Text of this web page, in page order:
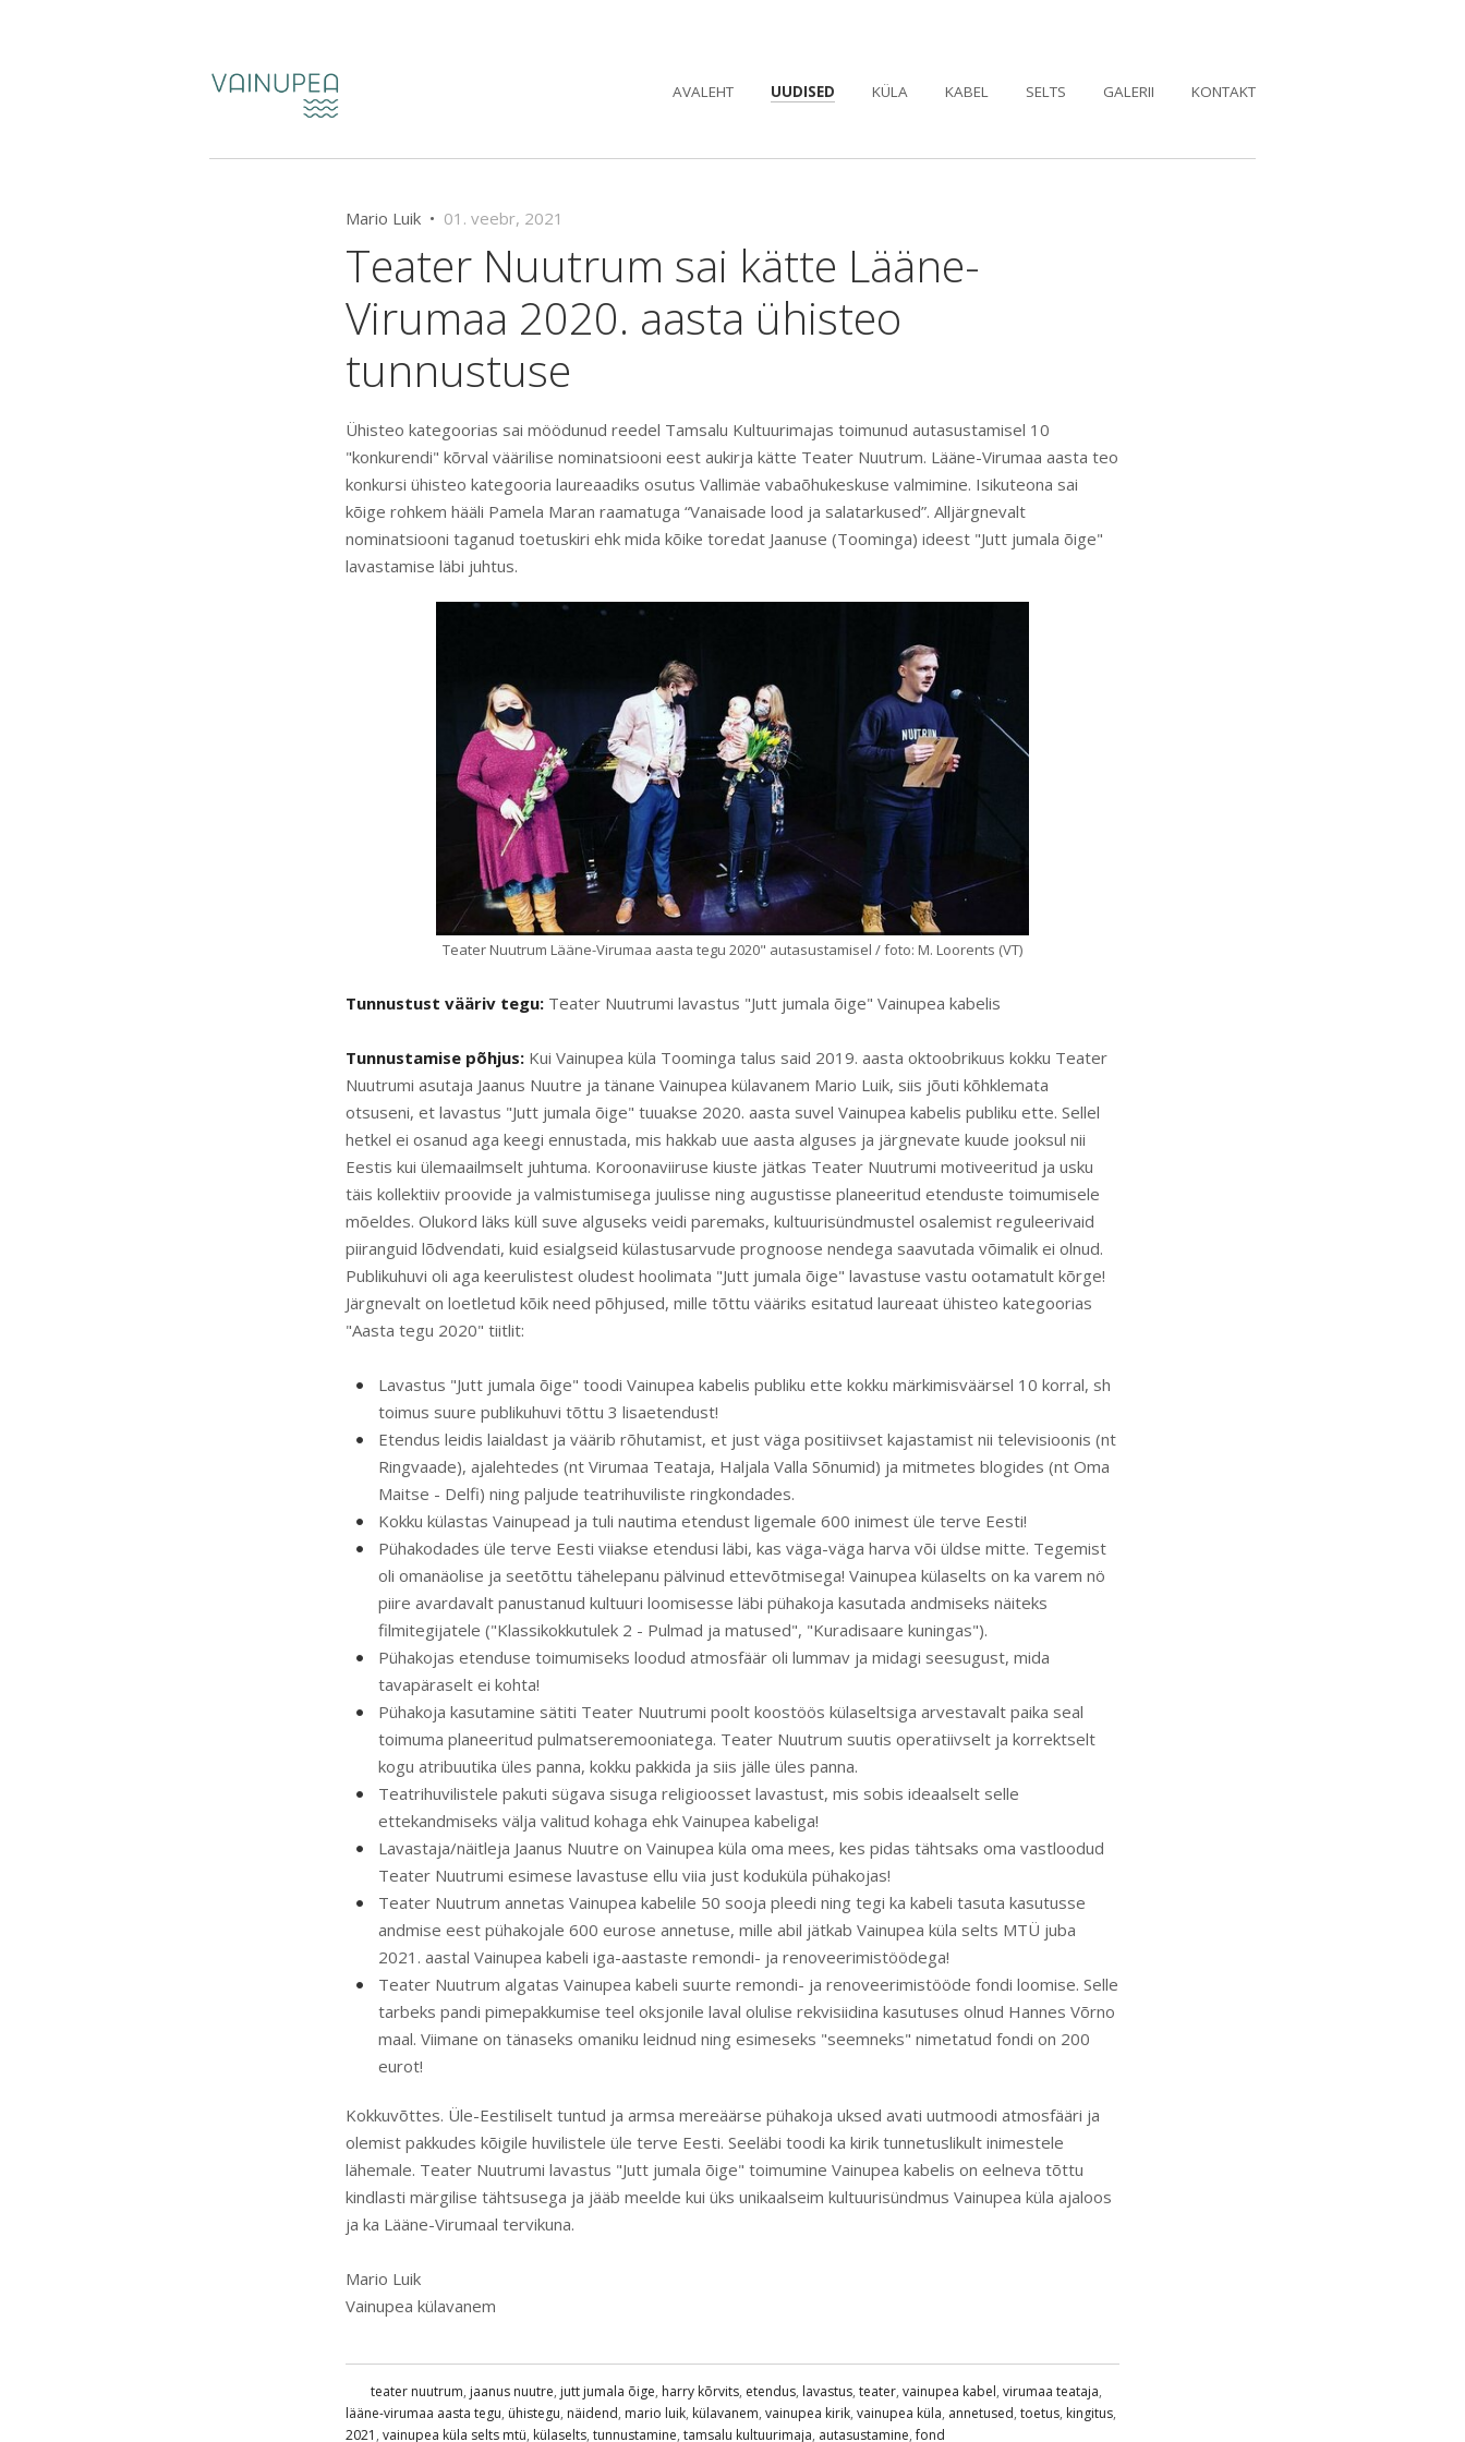
AVALEHT UUDISED KÜLA KABEL SELTS GALERII KONTAKT
Mario Luik • 01. veebr, 2021
Teater Nuutrum sai kätte Lääne-
Virumaa 2020. aasta ühisteo
tunnustuse
Ühisteo kategoorias sai möödunud reedel Tamsalu Kultuurimajas toimunud autasustamisel 10
"konkurendi" kõrval väärilise nominatsiooni eest aukirja kätte Teater Nuutrum. Lääne-Virumaa aasta teo
konkursi ühisteo kategooria laureaadiks osutus Vallimäe vabaõhukeskuse valmimine. Isikuteona sai
kõige rohkem hääli Pamela Maran raamatuga “Vanaisade lood ja salatarkused”. Alljärgnevalt
nominatsiooni taganud toetuskiri ehk mida kõike toredat Jaanuse (Toominga) ideest "Jutt jumala õige"
lavastamise läbi juhtus.
Teater Nuutrum Lääne-Virumaa aasta tegu 2020" autasustamisel / foto: M. Loorents (VT)
Tunnustust vääriv tegu: Teater Nuutrumi lavastus "Jutt jumala õige" Vainupea kabelis
Tunnustamise põhjus: Kui Vainupea küla Toominga talus said 2019. aasta oktoobrikuus kokku Teater
Nuutrumi asutaja Jaanus Nuutre ja tänane Vainupea külavanem Mario Luik, siis jõuti kõhklemata
otsuseni, et lavastus "Jutt jumala õige" tuuakse 2020. aasta suvel Vainupea kabelis publiku ette. Sellel
hetkel ei osanud aga keegi ennustada, mis hakkab uue aasta alguses ja järgnevate kuude jooksul nii
Eestis kui ülemaailmselt juhtuma. Koroonaviiruse kiuste jätkas Teater Nuutrumi motiveeritud ja usku
täis kollektiiv proovide ja valmistumisega juulisse ning augustisse planeeritud etenduste toimumisele
mõeldes. Olukord läks küll suve alguseks veidi paremaks, kultuurisündmustel osalemist reguleerivaid
piiranguid lõdvendati, kuid esialgseid külastusarvude prognoose nendega saavutada võimalik ei olnud.
Publikuhuvi oli aga keerulistest oludest hoolimata "Jutt jumala õige" lavastuse vastu ootamatult kõrge!
Järgnevalt on loetletud kõik need põhjused, mille tõttu vääriks esitatud laureaat ühisteo kategoorias
"Aasta tegu 2020" tiitlit:
Lavastus "Jutt jumala õige" toodi Vainupea kabelis publiku ette kokku märkimisväärsel 10 korral, sh
toimus suure publikuhuvi tõttu 3 lisaetendust!
Etendus leidis laialdast ja väärib rõhutamist, et just väga positiivset kajastamist nii televisioonis (nt
Ringvaade), ajalehtedes (nt Virumaa Teataja, Haljala Valla Sõnumid) ja mitmetes blogides (nt Oma
Maitse - Delfi) ning paljude teatrihuviliste ringkondades.
Kokku külastas Vainupead ja tuli nautima etendust ligemale 600 inimest üle terve Eesti!
Pühakodades üle terve Eesti viiakse etendusi läbi, kas väga-väga harva või üldse mitte. Tegemist
oli omanäolise ja seetõttu tähelepanu pälvinud ettevõtmisega! Vainupea külaselts on ka varem nö
piire avardavalt panustanud kultuuri loomisesse läbi pühakoja kasutada andmiseks näiteks
filmitegijatele ("Klassikokkutulek 2 - Pulmad ja matused", "Kuradisaare kuningas").
Pühakojas etenduse toimumiseks loodud atmosfäär oli lummav ja midagi seesugust, mida
tavapäraselt ei kohta!
Pühakoja kasutamine sätiti Teater Nuutrumi poolt koostöös külaseltsiga arvestavalt paika seal
toimuma planeeritud pulmatseremooniatega. Teater Nuutrum suutis operatiivselt ja korrektselt
kogu atribuutika üles panna, kokku pakkida ja siis jälle üles panna.
Teatrihuvilistele pakuti sügava sisuga religioosset lavastust, mis sobis ideaalselt selle
ettekandmiseks välja valitud kohaga ehk Vainupea kabeliga!
Lavastaja/näitleja Jaanus Nuutre on Vainupea küla oma mees, kes pidas tähtsaks oma vastloodud
Teater Nuutrumi esimese lavastuse ellu viia just koduküla pühakojas!
Teater Nuutrum annetas Vainupea kabelile 50 sooja pleedi ning tegi ka kabeli tasuta kasutusse
andmise eest pühakojale 600 eurose annetuse, mille abil jätkab Vainupea küla selts MTÜ juba
2021. aastal Vainupea kabeli iga-aastaste remondi- ja renoveerimistöödega!
Teater Nuutrum algatas Vainupea kabeli suurte remondi- ja renoveerimistööde fondi loomise. Selle
tarbeks pandi pimepakkumise teel oksjonile laval olulise rekvisiidina kasutuses olnud Hannes Võrno
maal. Viimane on tänaseks omaniku leidnud ning esimeseks "seemneks" nimetatud fondi on 200
eurot!
Kokkuvõttes. Üle-Eestiliselt tuntud ja armsa mereäärse pühakoja uksed avati uutmoodi atmosfääri ja
olemist pakkudes kõigile huvilistele üle terve Eesti. Seeläbi toodi ka kirik tunnetuslikult inimestele
lähemale. Teater Nuutrumi lavastus "Jutt jumala õige" toimumine Vainupea kabelis on eelneva tõttu
kindlasti märgilise tähtsusega ja jääb meelde kui üks unikaalseim kultuurisündmus Vainupea küla ajaloos
ja ka Lääne-Virumaal tervikuna.
Mario Luik
Vainupea külavanem
teater nuutrum, jaanus nuutre, jutt jumala õige, harry kõrvits, etendus, lavastus, teater, vainupea kabel, virumaa teataja,
lääne-virumaa aasta tegu, ühistegu, näidend, mario luik, külavanem, vainupea kirik, vainupea küla, annetused, toetus, kingitus,
2021 , vainupea küla selts mtü, külaselts, tunnustamine, tamsalu kultuurimaja, autasustamine,fond